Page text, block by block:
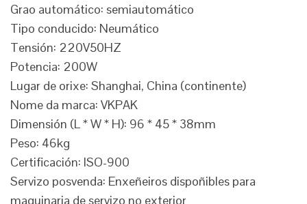
Grao automático: semiautomático
Tipo conducido: Neumático
Tensión: 220V50HZ
Potencia: 200W
Lugar de orixe: Shanghai, China (continente)
Nome da marca: VKPAK
Dimensión (L * W * H): 96 * 45 * 38mm
Peso: 46kg
Certificación: ISO-900
Servizo posvenda: Enxeñeiros dispoñibles para
maquinaria de servizo no exterior